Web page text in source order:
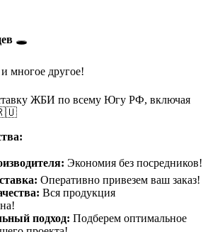
🕳️
и многое другое!
ЖБИ по всему Югу РФ, включая
Экономия без посредников!
Оперативно привезем ваш заказ!
Вся продукция
подход: Подберем оптимальное